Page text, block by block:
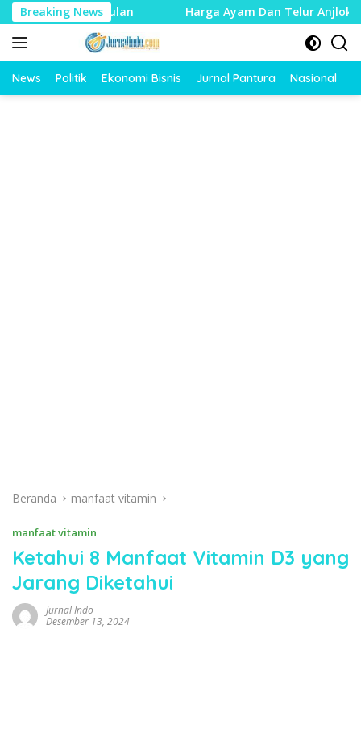
Langsung
ke
konten
Breaking News
Bulan Harga Ayam Dan Telur Anjlok, Peternak
News Politik Ekonomi Bisnis Jurnal Pantura Nasional
Beranda manfaat vitamin
manfaat vitamin
Ketahui 8 Manfaat Vitamin D3 yang
Jarang Diketahui
Jurnal Indo
Desember 13, 2024